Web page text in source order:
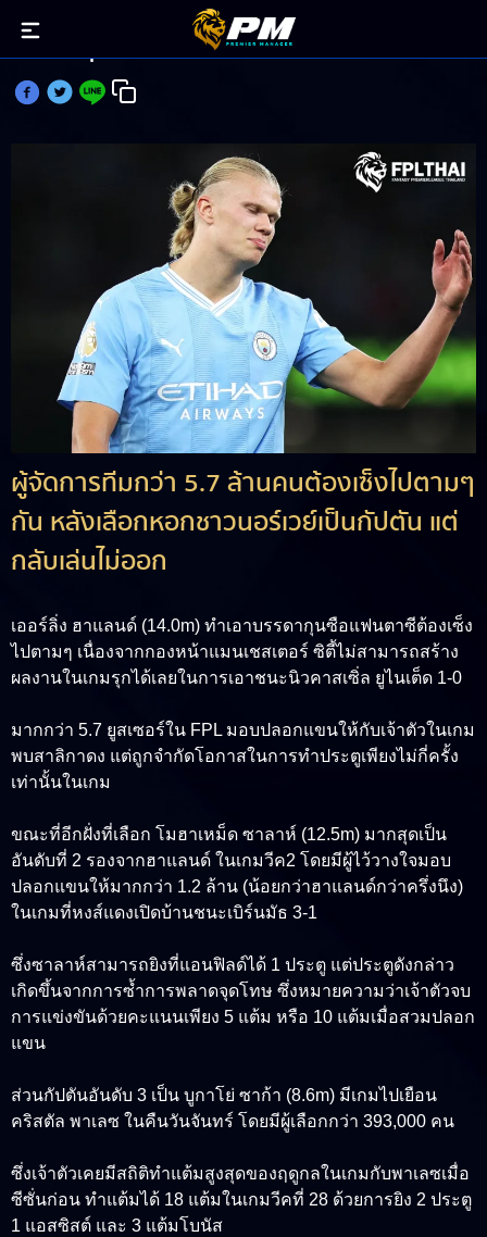
ชาวFPLสุดเซ็งกัปตัน ฮาแลนด์ เล่นไม่ออก
ผู้จัดการทีมกว่า 5.7 ล้านคนต้องเซ็งไปตามๆ
กัน หลังเลือกหอกชาวนอร์เวย์เป็นกัปตัน แต่
กลับเล่นไม่ออก
เออร์ลิ่ง ฮาแลนด์ (14.0m) ทำเอาบรรดากุนซือแฟนตาซีต้องเซ็ง
ไปตามๆ เนื่องจากกองหน้าแมนเชสเตอร์ ซิตี้ไม่สามารถสร้าง
ผลงานในเกมรุกได้เลยในการเอาชนะนิวคาสเซิ่ล ยูไนเต็ด 1-0
มากกว่า 5.7 ยูสเซอร์ใน FPL มอบปลอกแขนให้กับเจ้าตัวในเกม
พบสาลิกาดง แต่ถูกจำกัดโอกาสในการทำประตูเพียงไม่กี่ครั้ง
เท่านั้นในเกม
ขณะที่อีกฝั่งที่เลือก โมฮาเหม็ด ซาลาห์ (12.5m) มากสุดเป็น
อันดับที่ 2 รองจากฮาแลนด์ ในเกมวีค2 โดยมีผู้ไว้วางใจมอบ
ปลอกแขนให้มากกว่า 1.2 ล้าน (น้อยกว่าฮาแลนด์กว่าครึ่งนึง)
ในเกมที่หงส์แดงเปิดบ้านชนะเบิร์นมัธ 3-1
ซึ่งซาลาห์สามารถยิงที่แอนฟิลด์ได้ 1 ประตู แต่ประตูดังกล่าว
เกิดขึ้นจากการซ้ำการพลาดจุดโทษ ซึ่งหมายความว่าเจ้าตัวจบ
การแข่งขันด้วยคะแนนเพียง 5 แต้ม หรือ 10 แต้มเมื่อสวมปลอก
แขน
ส่วนกัปตันอันดับ 3 เป็น บูกาโย่ ซาก้า (8.6m) มีเกมไปเยือน
คริสตัล พาเลซ ในคืนวันจันทร์ โดยมีผู้เลือกกว่า 393,000 คน
ซึ่งเจ้าตัวเคยมีสถิติทำแต้มสูงสุดของฤดูกลในเกมกับพาเลซเมื่อ
ซีซั่นก่อน ทำแต้มได้ 18 แต้มในเกมวีคที่ 28 ด้วยการยิง 2 ประตู
1 แอสซิสต์ และ 3 แต้มโบนัส